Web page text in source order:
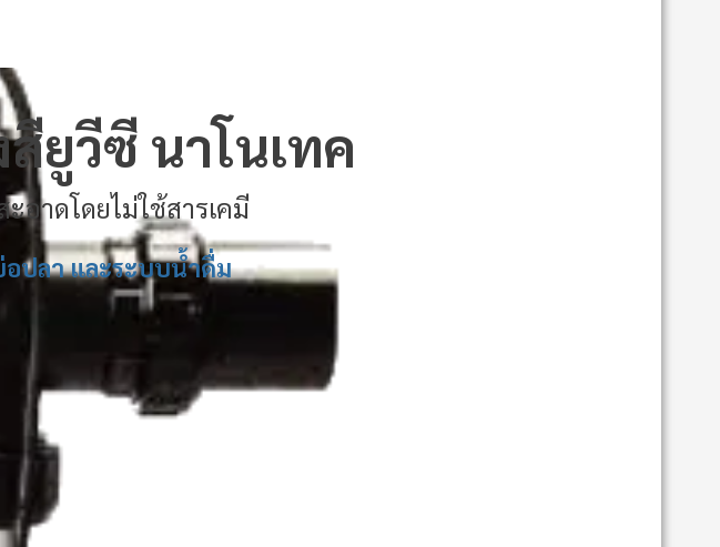
ยูวีซี นาโนเทค
อาดโดยไม่ใช้สารเคมี
ปลา และระบบน้ำดื่ม